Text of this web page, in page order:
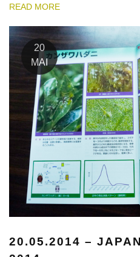
READ MORE
20
MAI
20.05.2014 –